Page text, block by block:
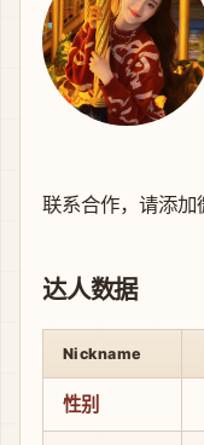
联系合作，请添加
达人数据
Nickname
性别